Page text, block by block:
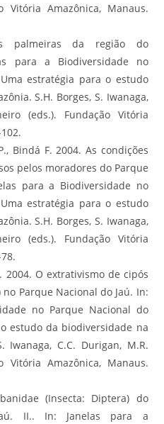
Vitória Amazônica, Manaus.
palmeiras da região do
para a Biodiversidade no
estratégia para o estudo
S.H. Borges, S. Iwanaga,
(eds.). Fundação Vitória
Bindá F. 2004. As condições
pelos moradores do Parque
para a Biodiversidade no
estratégia para o estudo
S.H. Borges, S. Iwanaga,
(eds.). Fundação Vitória
2004. O extrativismo de cipós
Parque Nacional do Jaú. In:
no Parque Nacional do
estudo da biodiversidade na
Iwanaga, C.C. Durigan, M.R.
Vitória Amazônica, Manaus.
(Insecta: Diptera) do
II.. In: Janelas para a